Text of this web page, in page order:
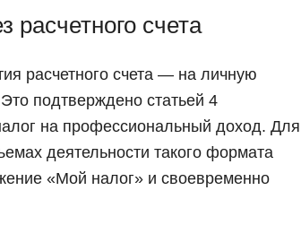
расчетного счета
расчетного счета — на личную
подтверждено статьей 4
на профессиональный доход. Для
деятельности такого формата
«Мой налог» и своевременно